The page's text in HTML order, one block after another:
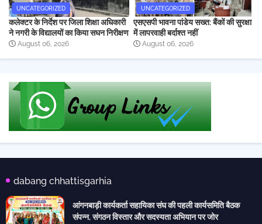
UNCATEGORIZED
कलेक्टर के निर्देश पर जिला शिक्षा अधिकारी
ने नगरी के विद्यालयों का किया सघन निरीक्षण
August 06, 2026
UNCATEGORIZED
एसएसपी भावना पांडेय सख्त: बैंकों की सुरक्षा
में लापरवाही बर्दाश्त नहीं
August 06, 2026
dabang chhattisgarhia
आंगनबाड़ी कार्यकर्ता सहायिका संघ की पहली कार्यसमिति बैठक
संपन्न, संगठन विस्तार और सदस्यता अभियान पर जोर